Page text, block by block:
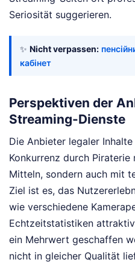
Seriosität suggerieren.
✨ Nicht verpassen:
кабінет
Perspektiven der
Streaming-Dienste
Die Anbieter legaler
Konkurrenz durch
Mitteln, sondern auch mit
Ziel ist es, das
wie verschiedene
Echtzeitstatistiken
ein Mehrwert geschaffen
nicht in gleicher Qualität